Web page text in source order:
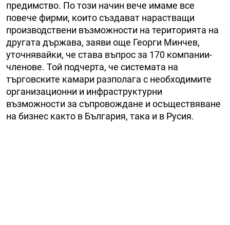
предимство. По този начин вече имаме все
повече фирми, които създават нарастващи
производствени възможности на територията на
другата държава, заяви още Георги Минчев,
уточнявайки, че става въпрос за 170 компании-
членове. Той подчерта, че системата на
търговските камари разполага с необходимите
организационни и инфраструктурни
възможности за съпровождане и осъществяване
на бизнес както в България, така и в Русия.